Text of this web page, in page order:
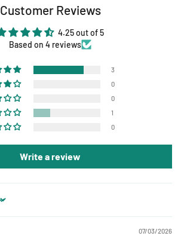
Customer Reviews
4.25 out of 5
Based on 4 reviews
3
0
0
1
0
Write a review
07/03/2026